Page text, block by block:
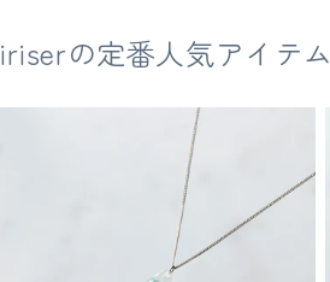
iriserの定番人気アイテム